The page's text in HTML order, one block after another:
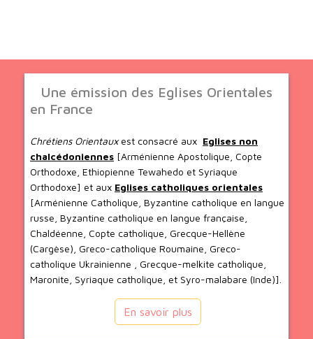
Une émission des Eglises Orientales
en France
Chrétiens Orientauxest consacré aux Eglises non
chalcédoniennes [Arménienne Apostolique, Copte
Orthodoxe, Ethiopienne Tewahedo et Syriaque
Orthodoxe] et aux Eglises catholiques orientales
[Arménienne Catholique, Byzantine catholique en langue
russe, Byzantine catholique en langue française,
Chaldéenne, Copte catholique, Grecque-Hellène
(Cargèse), Greco-catholique Roumaine, Greco-
catholique Ukrainienne , Grecque-melkite catholique,
Maronite, Syriaque catholique, et Syro-malabare (Inde)].
En savoir plus